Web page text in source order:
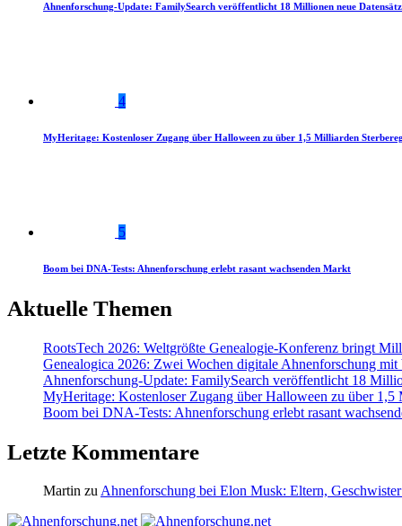
Ahnenforschung-Update: FamilySearch veröffentlicht 18 Millionen neue
4
MyHeritage: Kostenloser Zugang über Halloween zu über 1,5 Milliarden
5
Boom bei DNA-Tests: Ahnenforschung erlebt rasant wachsenden Markt
Aktuelle Themen
RootsTech 2026: Weltgrößte Genealogie-Konferenz bringt
Genealogica 2026: Zwei Wochen digitale Ahnenforschung mit
Ahnenforschung-Update: FamilySearch veröffentlicht 18
MyHeritage: Kostenloser Zugang über Halloween zu über 1,5
Boom bei DNA-Tests: Ahnenforschung erlebt rasant
Letzte Kommentare
Martin zu Ahnenforschung bei Elon Musk: Eltern,